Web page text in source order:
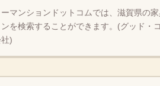
マンションドットコムでは、滋賀県の
を検索することができます。(グッド・
)